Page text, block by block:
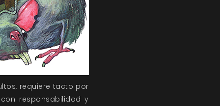
requiere tacto por
responsabilidad y